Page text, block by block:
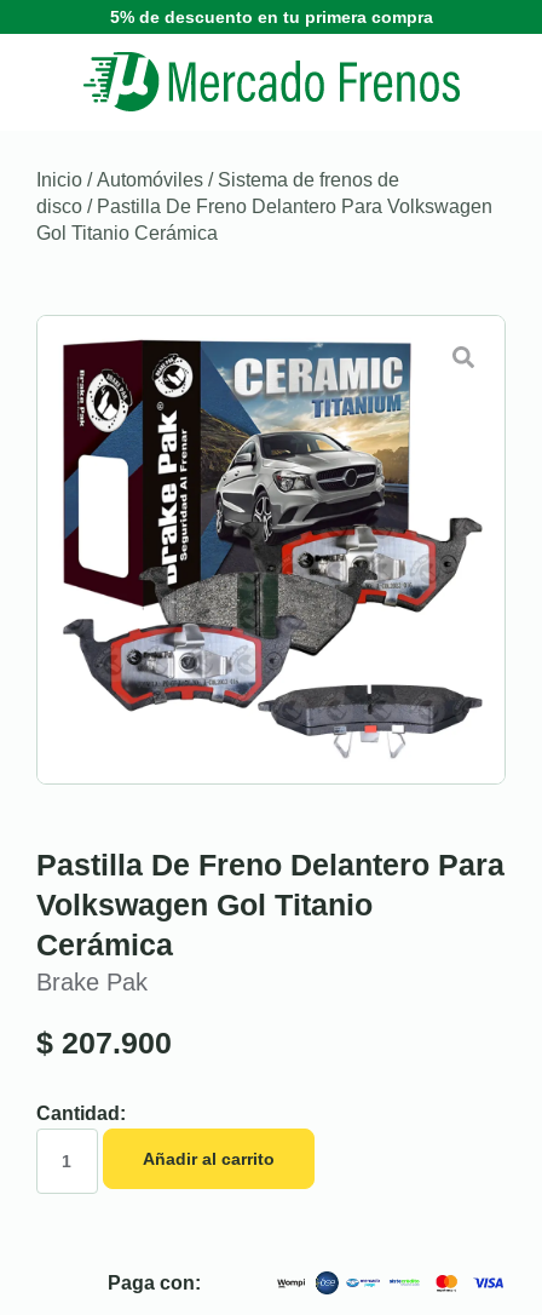
5% de descuento en tu primera compra
Inicio /Automóviles / Sistema de frenos de
disco / Pastilla De Freno Delantero Para Volkswagen
Gol Titanio Cerámica
Pastilla De Freno Delantero Para
Volkswagen Gol Titanio
Cerámica
Brake Pak
$ 207.900
Cantidad:
Añadir al carrito
Paga con: